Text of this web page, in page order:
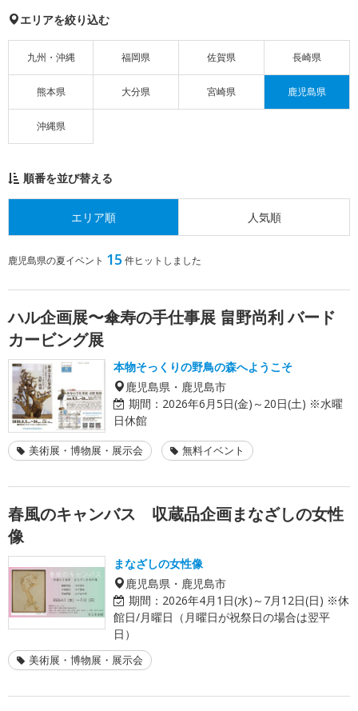
エリアを絞り込む
九州・沖縄 福岡県 佐賀県 長崎県
熊本県 大分県 宮崎県 鹿児島県
沖縄県
順番を並び替える
エリア順 人気順
鹿児島県の夏イベント 15 件ヒットしました
ハル企画展〜傘寿の手仕事展 畠野尚利 バード
カービング展
本物そっくりの野鳥の森へようこそ
鹿児島県・鹿児島市
期間： 2026年6月5日(金)～20日(土) ※水曜
日休館
美術展・博物展・展示会 無料イベント
春風のキャンバス 収蔵品企画まなざしの女性
像
まなざしの女性像
鹿児島県・鹿児島市
期間： 2026年4月1日(水)～7月12日(日) ※休
館日/月曜日（月曜日が祝祭日の場合は翌平
日）
美術展・博物展・展示会